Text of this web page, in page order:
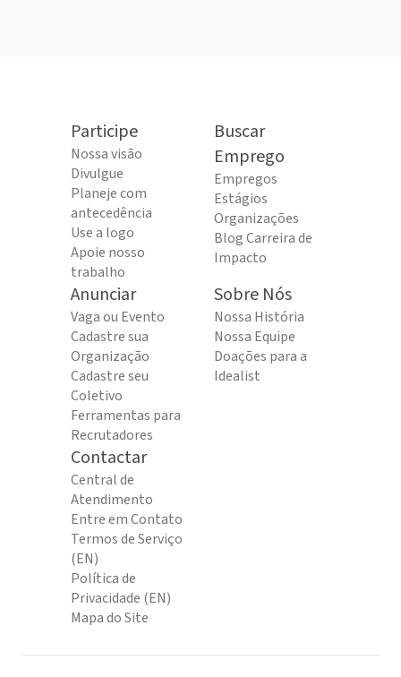
Participe
Nossa visão
Divulgue
Planeje com
antecedência
Use a logo
Apoie nosso
trabalho
Buscar
Emprego
Empregos
Estágios
Organizações
Blog Carreira de
Impacto
Anunciar
Vaga ou Evento
Cadastre sua
Organização
Cadastre seu
Coletivo
Ferramentas para
Recrutadores
Sobre Nós
Nossa História
Nossa Equipe
Doações para a
Idealist
Contactar
Central de
Atendimento
Entre em Contato
Termos de Serviço
(EN)
Política de
Privacidade (EN)
Mapa do Site